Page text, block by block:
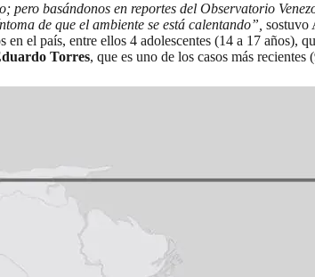
pero basándonos en reportes del Observatorio
de que el ambiente se está calentando”, sostuvo
el país, entre ellos 4 adolescentes (14 a 17 años),
Torres, que es uno de los casos más recientes